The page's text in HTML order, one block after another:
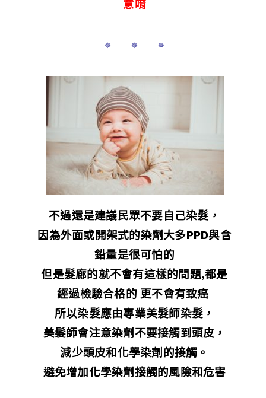
意唷
✵ ✵ ✵
不過還是建議民眾不要自己染髮，
因為外面或開架式的染劑大多PPD與含
鉛量是很可怕的
但是髮廊的就不會有這樣的問題,都是
經過檢驗合格的 更不會有致癌
所以染髮應由專業美髮師染髮，
美髮師會注意染劑不要接觸到頭皮，
減少頭皮和化學染劑的接觸。
避免增加化學染劑接觸的風險和危害